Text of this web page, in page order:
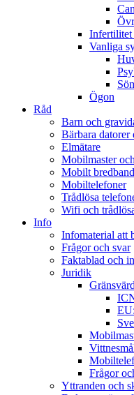
Infertilitet
Vanliga
Ögon
Råd
Barn och
Bärbara
Elmätare
Mobilmaster
Mobilt
Mobiltelefoner
Trådlösa
Wifi och
Info
Infomaterial att
Frågor och svar
Faktablad och
Juridik
Frågor
Yttranden och